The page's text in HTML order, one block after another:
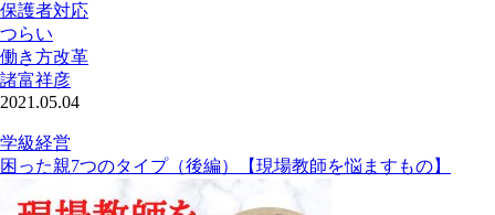
保護者対応
つらい
働き方改革
諸富祥彦
2021.05.04
学級経営
困った親7つのタイプ（後編）【現場教師を悩ますもの】